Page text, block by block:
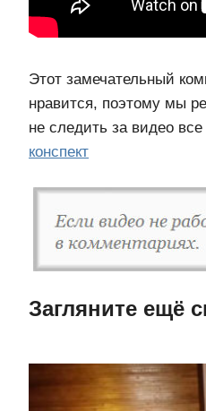
Этот замечательный
нравится, поэтому мы
не следить за видео
конспект
Загляните ещë